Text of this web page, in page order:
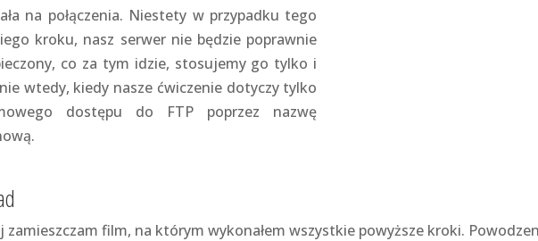
na połączenia. Niestety w przypadku tego
kroku, nasz serwer nie będzie poprawnie
co za tym idzie, stosujemy go tylko i
wtedy, kiedy nasze ćwiczenie dotyczy tylko
dostępu do FTP poprzez nazwę
zamieszczam film, na którym wykonałem wszystkie powyższe kroki.